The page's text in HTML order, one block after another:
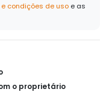
condições de uso e as
o proprietário